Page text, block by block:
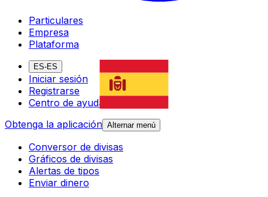
Particulares
Empresa
Plataforma
ES-ES
Iniciar sesión
Registrarse
Centro de ayuda
Obtenga la aplicación Alternar menú
Conversor de divisas
Gráficos de divisas
Alertas de tipos
Enviar dinero